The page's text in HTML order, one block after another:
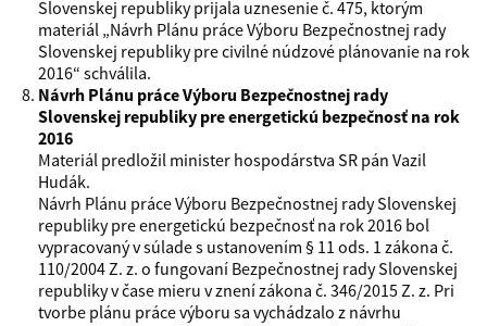
Slovenskej republiky prijala uznesenie č. 475, ktorým
materiál „Návrh Plánu práce Výboru Bezpečnostnej rady
Slovenskej republiky pre civilné núdzové plánovanie na rok
2016“ schválila.
Návrh Plánu práce Výboru Bezpečnostnej rady
Slovenskej republiky pre energetickú bezpečnosť na rok
2016
Materiál predložil minister hospodárstva SR pán Vazil
Hudák.
Návrh Plánu práce Výboru Bezpečnostnej rady Slovenskej
republiky pre energetickú bezpečnosť na rok 2016 bol
vypracovaný v súlade s ustanovením § 11 ods. 1 zákona č.
110/2004 Z. z. o fungovaní Bezpečnostnej rady Slovenskej
republiky v čase mieru v znení zákona č. 346/2015 Z. z. Pri
tvorbe plánu práce výboru sa vychádzalo z návrhu